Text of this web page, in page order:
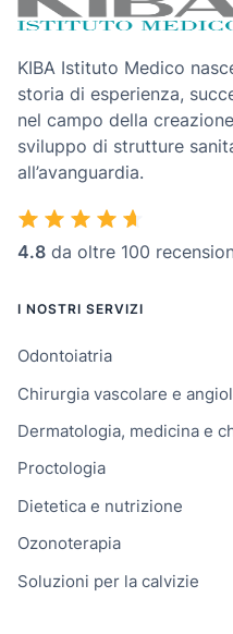
KIBA Istituto Medico
storia di esperienza,
nel campo della
sviluppo di strutture
all’avanguardia.
4.8 da oltre 100
I NOSTRI SERVIZI
Odontoiatria
Chirurgia vascolare e
Dermatologia, medicina e
Proctologia
Dietetica e nutrizione
Ozonoterapia
Soluzioni per la calvizie